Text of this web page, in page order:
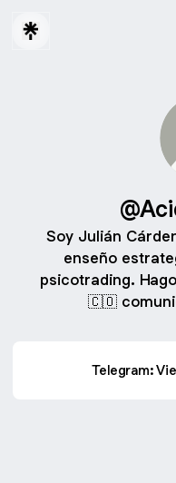
Soy Julián
enseño
psicotrading.
🇨🇴
Telegram: